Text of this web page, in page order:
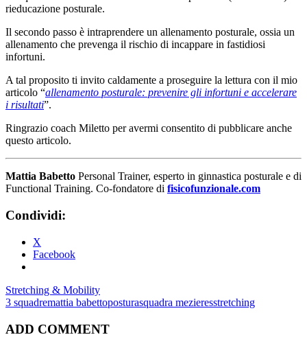
rieducazione posturale.
Il secondo passo è intraprendere un allenamento posturale, ossia un
allenamento che prevenga il rischio di incappare in fastidiosi
infortuni.
A tal proposito ti invito caldamente a proseguire la lettura con il mio
articolo “allenamento posturale: prevenire gli infortuni e accelerare
i risultati”.
Ringrazio coach Miletto per avermi consentito di pubblicare anche
questo articolo.
Mattia Babetto Personal Trainer, esperto in ginnastica posturale e di
Functional Training. Co-fondatore di fisicofunzionale.com
Condividi:
X
Facebook
Stretching & Mobility
3 squadremattia babettoposturasquadra mezieresstretching
ADD COMMENT